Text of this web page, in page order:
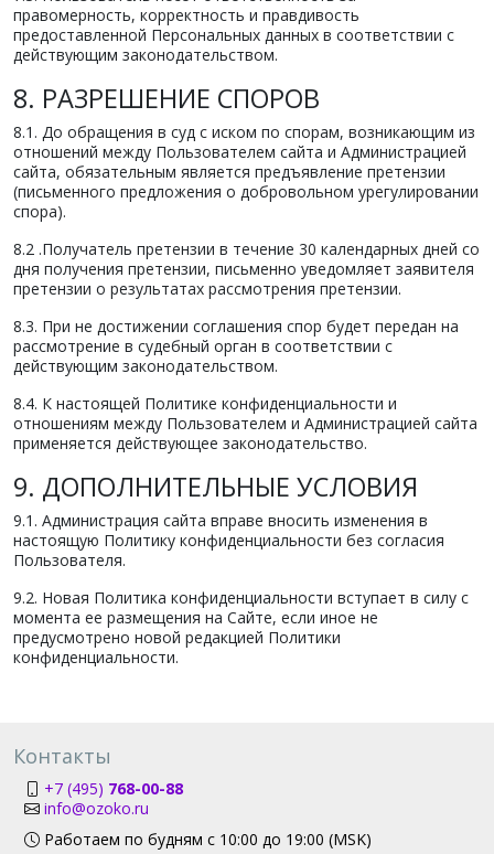
правомерность, корректность и правдивость
предоставленной Персональных данных в соответствии с
действующим законодательством.
8. РАЗРЕШЕНИЕ СПОРОВ
8.1. До обращения в суд с иском по спорам, возникающим из
отношений между Пользователем сайта и Администрацией
сайта, обязательным является предъявление претензии
(письменного предложения о добровольном урегулировании
спора).
8.2 .Получатель претензии в течение 30 календарных дней со
дня получения претензии, письменно уведомляет заявителя
претензии о результатах рассмотрения претензии.
8.3. При не достижении соглашения спор будет передан на
рассмотрение в судебный орган в соответствии с
действующим законодательством.
8.4. К настоящей Политике конфиденциальности и
отношениям между Пользователем и Администрацией сайта
применяется действующее законодательство.
9. ДОПОЛНИТЕЛЬНЫЕ УСЛОВИЯ
9.1. Администрация сайта вправе вносить изменения в
настоящую Политику конфиденциальности без согласия
Пользователя.
9.2. Новая Политика конфиденциальности вступает в силу с
момента ее размещения на Сайте, если иное не
предусмотрено новой редакцией Политики
конфиденциальности.
Контакты
+7 (495) 768-00-88
info@ozoko.ru
Работаем по будням с 10:00 до 19:00 (MSK)